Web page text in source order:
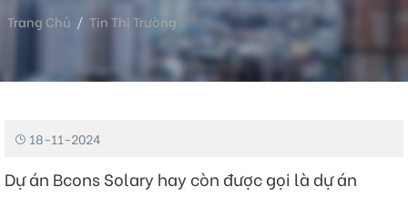
Trang Chủ
Tin Thị Trường
Tiến Độ Dự Án Bcons Solary Tân Đông Hiệp
18-11-2024
Dự án Bcons Solary hay còn được gọi là dự án